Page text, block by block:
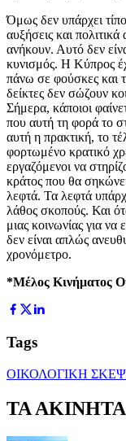
Όμως δεν υπάρχει
αυξήσεις και
ανήκουν. Αυτό δεν
κυνισμός. Η Κύπρος
πάνω σε φούσκες και
δείκτες δεν σώζουν
Σήμερα, κάποιοι
που αυτή τη φορά το
αυτή η πρακτική, το
φορτωμένο κρατικό
εργαζόμενοι να
κράτος που θα
λεφτά. Τα λεφτά
λάθος σκοπούς. Και
μιας κοινωνίας για να
δεν είναι απλώς
χρονόμετρο.
*Μέλος Κινήματος
Tags
ΟΙΚΟΛΟΓΙΚΗ
ΤΑ